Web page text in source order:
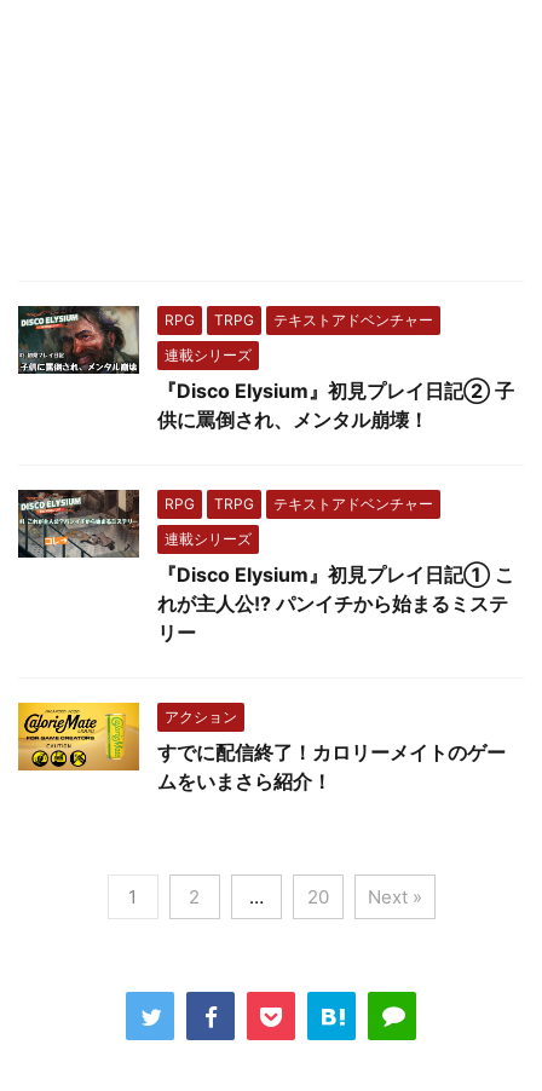
RPG TRPG
テキストアドベンチャー
連載シリーズ
『Disco Elysium』初見プレイ日記② 子
供に罵倒され、メンタル崩壊！
RPG TRPG
テキストアドベンチャー
連載シリーズ
『Disco Elysium』初見プレイ日記① こ
れが主人公!? パンイチから始まるミステ
リー
アクション
すでに配信終了！カロリーメイトのゲー
ムをいまさら紹介！
1 2 … 20 Next »